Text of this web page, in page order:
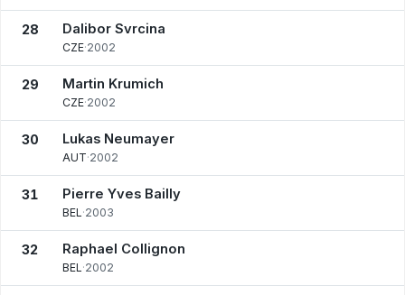
28 Dalibor Svrcina
CZE·2002
29 Martin Krumich
CZE·2002
30 Lukas Neumayer
AUT·2002
31 Pierre Yves Bailly
BEL·2003
32 Raphael Collignon
BEL·2002